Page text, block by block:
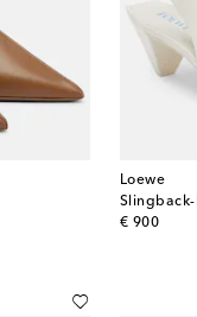
Loewe
€ 900
original